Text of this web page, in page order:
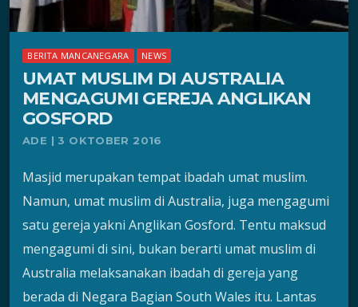
BERITA MANCANEGARA NEWS
UMAT MUSLIM DI AUSTRALIA
MENGAGUMI GEREJA ANGLIKAN
GOSFORD
ADE | 3 OKTOBER 2016
Masjid merupakan tempat ibadah umat muslim.
Namun, umat muslim di Australia, juga mengagumi
satu gereja yakni Anglikan Gosford. Tentu maksud
mengagumi di sini, bukan berarti umat muslim di
Australia melaksanakan ibadah di gereja yang
berada di Negara Bagian South Wales itu. Lantas